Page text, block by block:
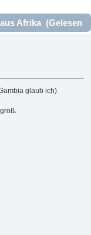
Afrika (Gelesen
glaub ich)